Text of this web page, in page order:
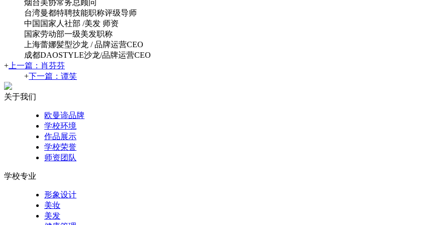
烟台美协常务总顾问
台湾曼都特聘技能职称评级导师
中国国家人社部 /美发 师资
国家劳动部一级美发职称
上海蕾娜髪型沙龙 / 品牌运营CEO
成都DAOSTYLE沙龙/品牌运营CEO
+ 上一篇：肖芬芬
+下一篇：谭笑
关于我们
欧曼谛品牌
学校环境
作品展示
学校荣誉
师资团队
学校专业
形象设计
美妆
美发